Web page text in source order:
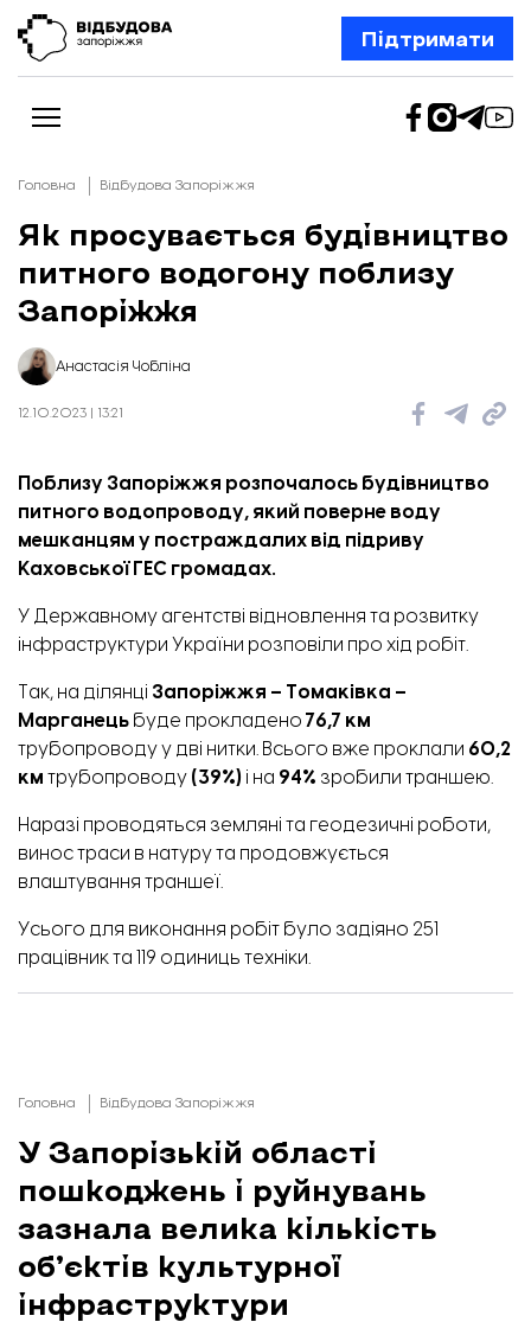
Підтримати
Новини
Відбудова Запоріжжя
Ексклюзив
Шлях додому
Відбудова. Життя
Про нас
Головна Відбудова Запоріжжя
Як просувається будівництво
питного водогону поблизу
Запоріжжя
Анастасія Чобліна
12.10.2023 | 13:21
Поблизу Запоріжжя розпочалось будівництво
питного водопроводу, який поверне воду
мешканцям у постраждалих від підриву
Каховської ГЕС громадах.
У Державному агентстві відновлення та розвитку
інфраструктури України розповіли про хід робіт.
Так, на ділянці Запоріжжя – Томаківка –
Марганець буде прокладено 76,7 км
трубопроводу у дві нитки. Всього вже проклали 60,2
км трубопроводу (39%) і на 94% зробили траншею.
Наразі проводяться земляні та геодезичні роботи,
винос траси в натуру та продовжується
влаштування траншеї.
Усього для виконання робіт було задіяно 251
працівник та 119 одиниць техніки.
Головна Відбудова Запоріжжя
У Запорізькій області
пошкоджень і руйнувань
зазнала велика кількість
об’єктів культурної
інфраструктури